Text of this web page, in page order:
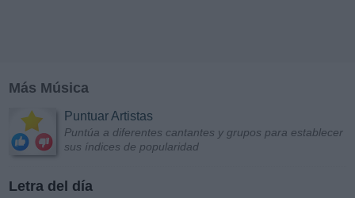
Más Música
Puntuar Artistas
Puntúa a diferentes cantantes y grupos para establecer
sus índices de popularidad
Letra del día